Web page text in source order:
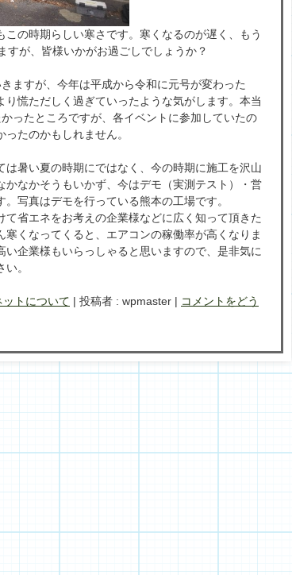
の時期らしい寒さです。寒くなるのが遅く、もう
すが、皆様いかがお過ごしでしょうか？
ますが、今年は平成から令和に元号が変わった
り慌ただしく過ぎていったような気がします。本当
ったところですが、各イベントに参加していたの
たのかもしれません。
は暑い夏の時期にではなく、今の時期に施工を沢山
かなかそうもいかず、今はデモ（実測テスト）・営
写真はデモを行っている熊本の工場です。
て省エネをお考えの企業様などに広く知って頂きた
くなってくると、エアコンの稼働率が高くなりま
企業様もいらっしゃると思いますので、是非気に
。
ットについて | 投稿者 : wpmaster | コメントをどう